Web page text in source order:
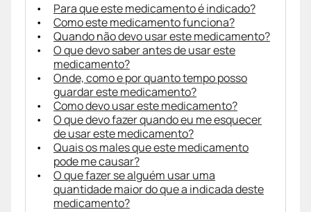
Para que este medicamento é indicado?
Como este medicamento funciona?
Quando não devo usar este medicamento?
O que devo saber antes de usar este
medicamento?
Onde, como e por quanto tempo posso
guardar este medicamento?
Como devo usar este medicamento?
O que devo fazer quando eu me esquecer
de usar este medicamento?
Quais os males que este medicamento
pode me causar?
O que fazer se alguém usar uma
quantidade maior do que a indicada deste
medicamento?